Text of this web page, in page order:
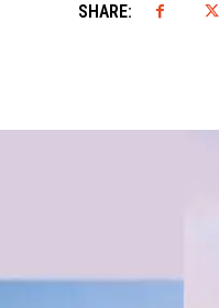
SHARE: